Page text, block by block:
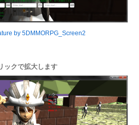
by 5DMMORPG_Screen2
ックで拡大します